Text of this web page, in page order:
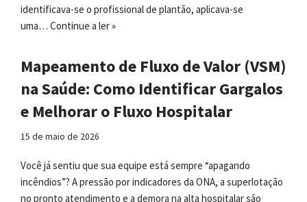
identificava-se o profissional de plantão, aplicava-se
uma… Continue a ler »
Mapeamento de Fluxo de Valor (VSM)
na Saúde: Como Identificar Gargalos
e Melhorar o Fluxo Hospitalar
15 de maio de 2026
Você já sentiu que sua equipe está sempre “apagando
incêndios”? A pressão por indicadores da ONA, a superlotação
no pronto atendimento e a demora na alta hospitalar são